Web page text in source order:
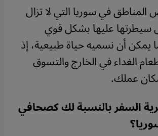
في سوريا التي لا تزال
سيطرتها عليها بشكل قوي
يمكن أن نسميه حياة طبيعية، إذ
الغداء في الخارج والتسوق
عملك.
السفر بالنسبة لك كصحافي